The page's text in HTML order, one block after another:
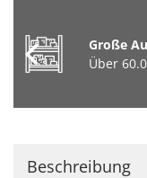
Große
Über
Beschreibung